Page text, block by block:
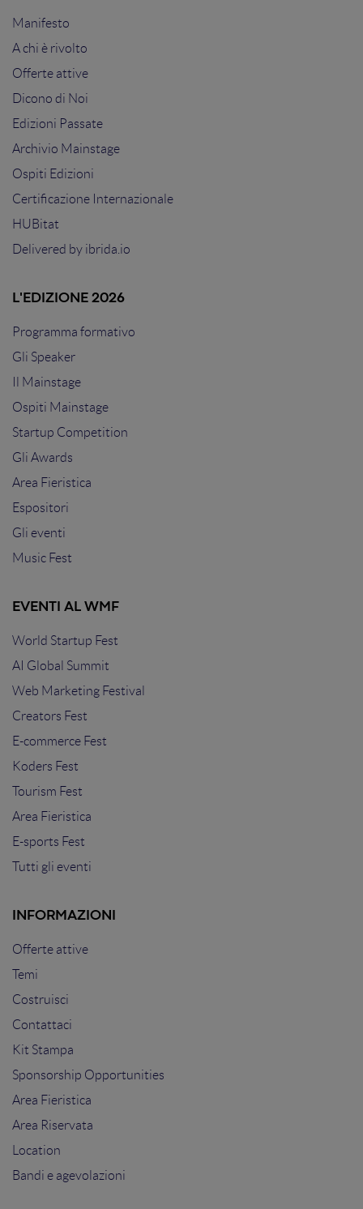
Manifesto
A chi è rivolto
Offerte attive
Dicono di Noi
Edizioni Passate
Archivio Mainstage
Ospiti Edizioni
Certificazione Internazionale
HUBitat
Delivered by ibrida.io
L'EDIZIONE 2026
Programma formativo
Gli Speaker
Il Mainstage
Ospiti Mainstage
Startup Competition
Gli Awards
Area Fieristica
Espositori
Gli eventi
Music Fest
EVENTI AL WMF
World Startup Fest
AI Global Summit
Web Marketing Festival
Creators Fest
E-commerce Fest
Koders Fest
Tourism Fest
Area Fieristica
E-sports Fest
Tutti gli eventi
INFORMAZIONI
Offerte attive
Temi
Costruisci
Contattaci
Kit Stampa
Sponsorship Opportunities
Area Fieristica
Area Riservata
Location
Bandi e agevolazioni